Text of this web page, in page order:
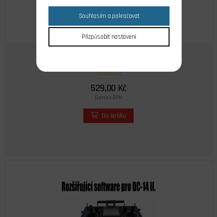
DC-14 II. Kanály - navýšení na 14
na dotaz
529,00 Kč
Cena s DPH
Do košíku
Souhlasím a pokračovat
Přizpůsobit nastavení